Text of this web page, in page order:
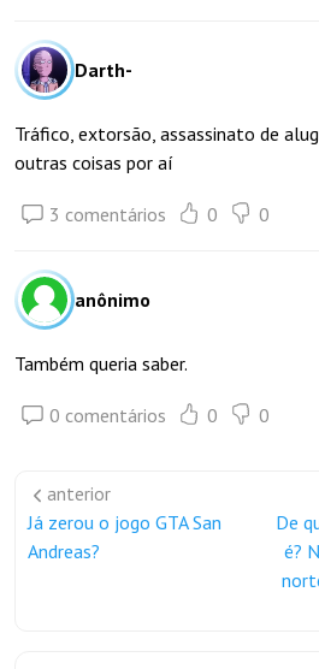
Darth-
Tráfico, extorsão, assassinato de
outras coisas por aí
3 comentários 0 0
anônimo
Também queria saber.
0 comentários 0 0
anterior
Já zerou o jogo GTA San
Andreas?
De
é?